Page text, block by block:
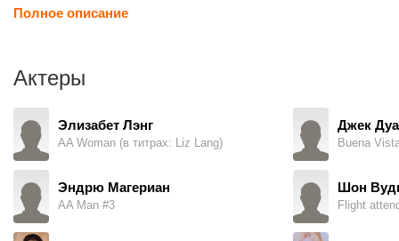
оставалось нечто, о чем она не могла рассказать даже ему.
испытание?
Полное описание
Актеры
Элизабет Лэнг
AA Woman (в титрах: Liz Lang)
Эндрю Магериан
AA Man #3
Джек
Шон
Flight